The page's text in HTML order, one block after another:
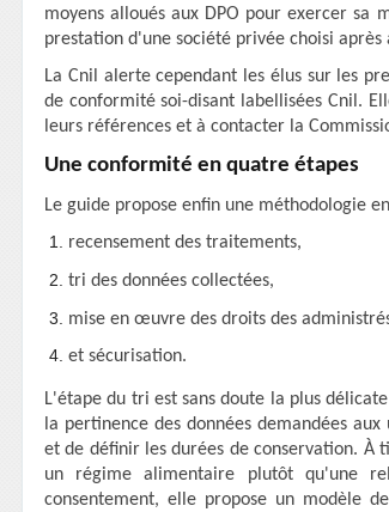
moyens alloués aux DPO pour exercer sa
prestation d'une société privée choisi après
La Cnil alerte cependant les élus sur les
de conformité soi-disant labellisées Cnil.
leurs références et à contacter la
Une conformité en quatre étapes
Le guide propose enfin une méthodologie
recensement des traitements,
tri des données collectées,
mise en œuvre des droits des
et sécurisation.
L'étape du tri est sans doute la plus
la pertinence des données demandées
et de définir les durées de conservation.
un régime alimentaire plutôt qu'une
consentement, elle propose un modèle